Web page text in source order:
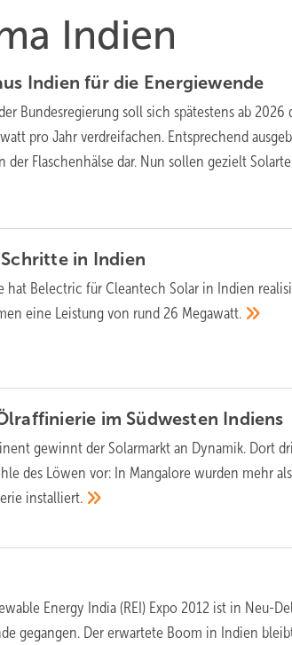
Indien
Indien für die Energiewende
Bundesregierung soll sich spätestens ab
pro Jahr verdreifachen. Entsprechend
der Flaschenhälse dar. Nun sollen gezielt
in Indien
hat Belectric für Cleantech Solar in Indien
eine Leistung von rund 26 Megawatt.
im Südwesten Indiens
gewinnt der Solarmarkt an Dynamik. Dort
des Löwen vor: In Mangalore wurden mehr
installiert.
Energy India (REI) Expo 2012 ist in Neu-
gegangen. Der erwartete Boom in Indien